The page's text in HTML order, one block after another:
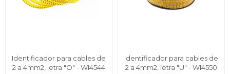
Identificador para cables de
2 a 4mm2, letra "O" - WI4544
Identificador para cables de
2 a 4mm2, letra "U" - WI4550